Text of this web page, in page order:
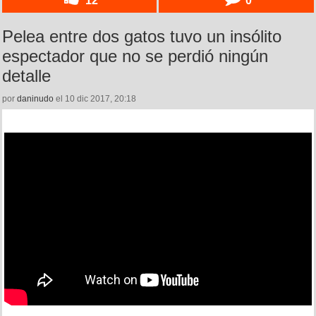
Pelea entre dos gatos tuvo un insólito
espectador que no se perdió ningún
detalle
por daninudo el 10 dic 2017, 20:18